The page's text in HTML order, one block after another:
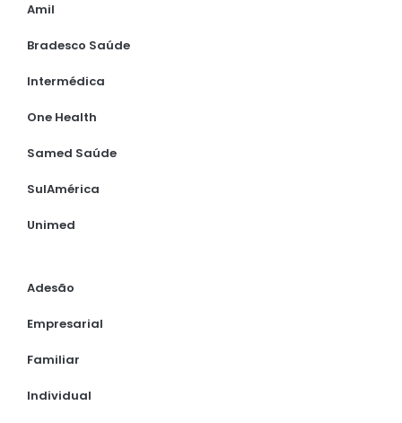
Amil
Bradesco Saúde
Intermédica
One Health
Samed Saúde
SulAmérica
Unimed
Adesão
Empresarial
Familiar
Individual